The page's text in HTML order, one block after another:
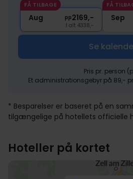
FÅ TILBAGE
Aug pp2169,-
I alt 4338,-
FÅ
Sep
Se
Pris pr. person
Et administrationsgebyr på 89,-
* Besparelser er baseret på en
tilgængelige på hotellets officielle
Hoteller på kortet